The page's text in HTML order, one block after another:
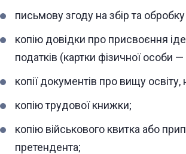
письмову згоду на збір та
копію довідки про присвоєння
податків (картки фізичної особи
копії документів про вищу
копію трудової книжки;
копію військового квитка або
претендента;